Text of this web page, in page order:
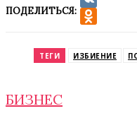
ПОДЕЛИТЬСЯ:
VK
ТЕГИ ИЗБИЕНИЕ
БИЗНЕС